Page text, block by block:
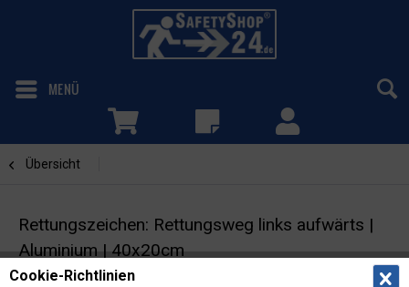
MENÜ
Übersicht
Rettungszeichen: Rettungsweg links aufwärts |
Aluminium | 40x20cm
Cookie-Richtlinien